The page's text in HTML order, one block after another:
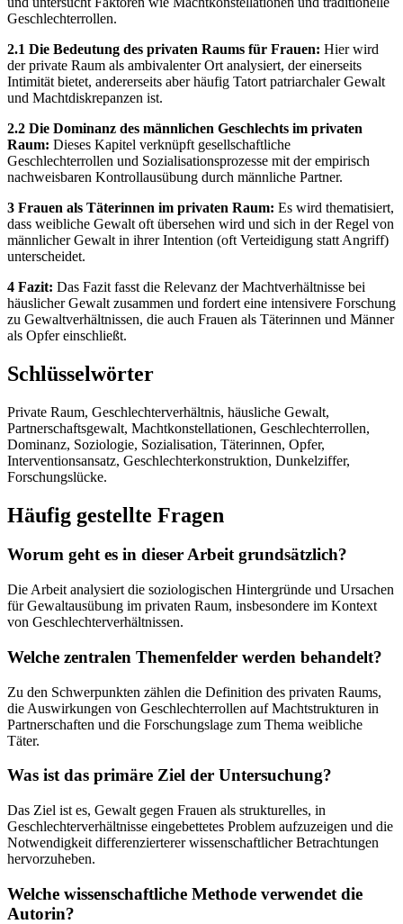
Geschlechterrollen.
2.1 Die Bedeutung des privaten Raums für Frauen: Hier wird
der private Raum als ambivalenter Ort analysiert, der einerseits
Intimität bietet, andererseits aber häufig Tatort patriarchaler Gewalt
und Machtdiskrepanzen ist.
2.2 Die Dominanz des männlichen Geschlechts im privaten
Raum: Dieses Kapitel verknüpft gesellschaftliche
Geschlechterrollen und Sozialisationsprozesse mit der empirisch
nachweisbaren Kontrollausübung durch männliche Partner.
3 Frauen als Täterinnen im privaten Raum: Es wird thematisiert,
dass weibliche Gewalt oft übersehen wird und sich in der Regel von
männlicher Gewalt in ihrer Intention (oft Verteidigung statt Angriff)
unterscheidet.
4 Fazit: Das Fazit fasst die Relevanz der Machtverhältnisse bei
häuslicher Gewalt zusammen und fordert eine intensivere Forschung
zu Gewaltverhältnissen, die auch Frauen als Täterinnen und Männer
als Opfer einschließt.
Schlüsselwörter
Private Raum, Geschlechterverhältnis, häusliche Gewalt,
Partnerschaftsgewalt, Machtkonstellationen, Geschlechterrollen,
Dominanz, Soziologie, Sozialisation, Täterinnen, Opfer,
Interventionsansatz, Geschlechterkonstruktion, Dunkelziffer,
Forschungslücke.
Häufig gestellte Fragen
Worum geht es in dieser Arbeit grundsätzlich?
Die Arbeit analysiert die soziologischen Hintergründe und Ursachen
für Gewaltausübung im privaten Raum, insbesondere im Kontext
von Geschlechterverhältnissen.
Welche zentralen Themenfelder werden behandelt?
Zu den Schwerpunkten zählen die Definition des privaten Raums,
die Auswirkungen von Geschlechterrollen auf Machtstrukturen in
Partnerschaften und die Forschungslage zum Thema weibliche
Täter.
Was ist das primäre Ziel der Untersuchung?
Das Ziel ist es, Gewalt gegen Frauen als strukturelles, in
Geschlechterverhältnisse eingebettetes Problem aufzuzeigen und die
Notwendigkeit differenzierterer wissenschaftlicher Betrachtungen
hervorzuheben.
Welche wissenschaftliche Methode verwendet die
Autorin?